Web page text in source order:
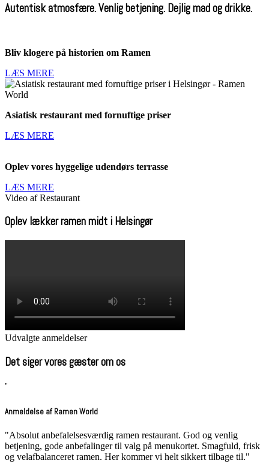
Autentisk atmosfære. Venlig betjening. Dejlig mad og drikke.
Bliv klogere på historien om Ramen
LÆS MERE
Asiatisk restaurant med fornuftige priser
LÆS MERE
Oplev vores hyggelige udendørs terrasse
LÆS MERE
Video af Restaurant
Oplev lækker ramen midt i Helsingør
Udvalgte anmeldelser
Det siger vores gæster om os
"
Anmeldelse af Ramen World
"Absolut anbefalelsesværdig ramen restaurant. God og venlig
betjening, gode anbefalinger til valg på menukortet. Smagfuld, frisk
og velafbalanceret ramen. Her kommer vi helt sikkert tilbage til."